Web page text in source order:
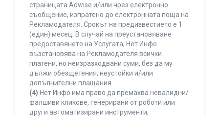
страницата Adwise и/или чрез електронно
съобщение, изпратено до електронната поща на
Рекламодателя. Срокът на предизвестието е 1
(един) месец. В случай на преустановяване
предоставянето на Услугата, Нет Инфо
възстановява на Рекламодателя всички
платени, но неизразходвани суми, без да му
дължи обезщетения, неустойки и/или
допълнителни плащания.
(4) Нет Инфо има право да премахва невалидни/
фалшиви кликове, генерирани от роботи или
други автоматизирани инструменти,